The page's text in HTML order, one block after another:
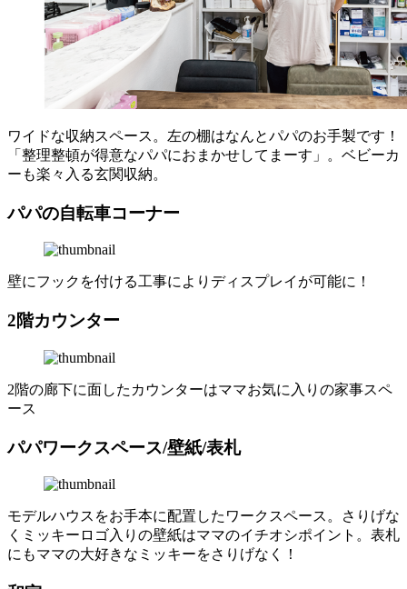
ワイドな収納スペース。左の棚はなんとパパのお手製です！
「整理整頓が得意なパパにおまかせしてまーす」。ベビーカ
ーも楽々入る玄関収納。
パパの自転車コーナー
壁にフックを付ける工事によりディスプレイが可能に！
2階カウンター
2階の廊下に面したカウンターはママお気に入りの家事スペ
ース
パパワークスペース/壁紙/表札
モデルハウスをお手本に配置したワークスペース。さりげな
くミッキーロゴ入りの壁紙はママのイチオシポイント。表札
にもママの大好きなミッキーをさりげなく！